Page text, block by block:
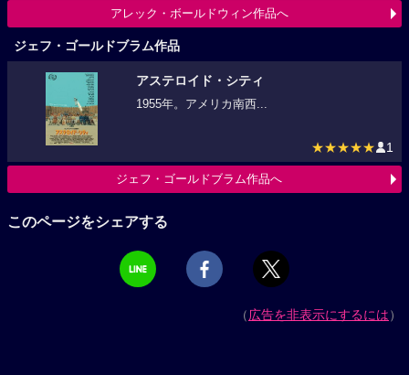
アレック・ボールドウィン作品へ
ジェフ・ゴールドブラム作品
アステロイド・シティ
1955年。アメリカ南西...
★★★★★ 1
ジェフ・ゴールドブラム作品へ
このページをシェアする
（広告を非表示にするには）